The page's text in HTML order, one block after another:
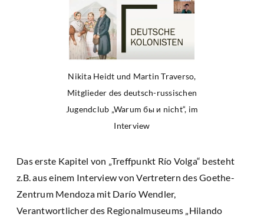
Nikita Heidt und Martin Traverso,
Mitglieder des deutsch-russischen
Jugendclub „Warum бы и nicht“, im
Interview
Das erste Kapitel von „Treffpunkt Río Volga“ besteht
z.B. aus einem Interview von Vertretern des Goethe-
Zentrum Mendoza mit Darío Wendler,
Verantwortlicher des Regionalmuseums „Hilando